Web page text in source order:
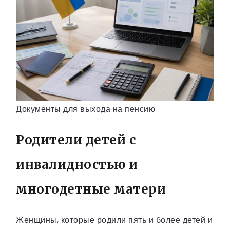
Документы для выхода на пенсию
Родители детей с
инвалидностью и
многодетные матери
Женщины, которые родили пять и более детей и